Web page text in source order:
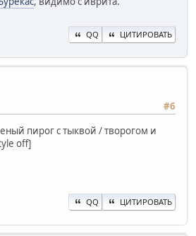
QQ ЦИТИРОВАТЬ
#6
пирог с тыквой / творогом и
off]
QQ ЦИТИРОВАТЬ